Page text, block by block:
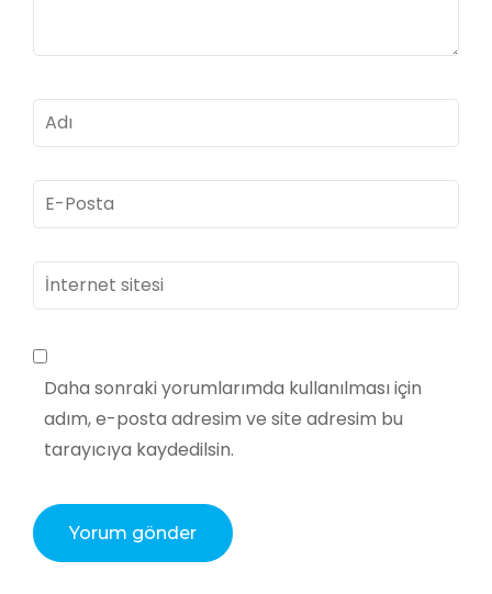
Ad*
E-
posta*
İnternet
sitesi
Daha sonraki yorumlarımda kullanılması için
adım, e-posta adresim ve site adresim bu
tarayıcıya kaydedilsin.